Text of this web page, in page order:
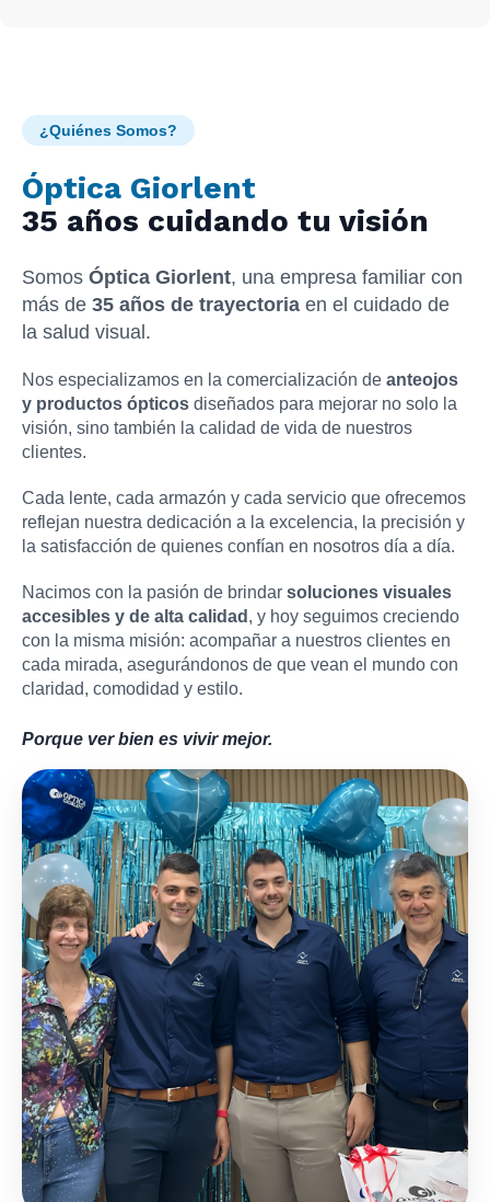
¿Quiénes Somos?
Óptica Giorlent
35 años cuidando tu visión
Somos Óptica Giorlent, una empresa familiar con
más de 35 años de trayectoria en el cuidado de
la salud visual.
Nos especializamos en la comercialización de anteojos
y productos ópticos diseñados para mejorar no solo la
visión, sino también la calidad de vida de nuestros
clientes.
Cada lente, cada armazón y cada servicio que ofrecemos
reflejan nuestra dedicación a la excelencia, la precisión y
la satisfacción de quienes confían en nosotros día a día.
Nacimos con la pasión de brindar soluciones visuales
accesibles y de alta calidad , y hoy seguimos creciendo
con la misma misión: acompañar a nuestros clientes en
cada mirada, asegurándonos de que vean el mundo con
claridad, comodidad y estilo.
Porque ver bien es vivir mejor.